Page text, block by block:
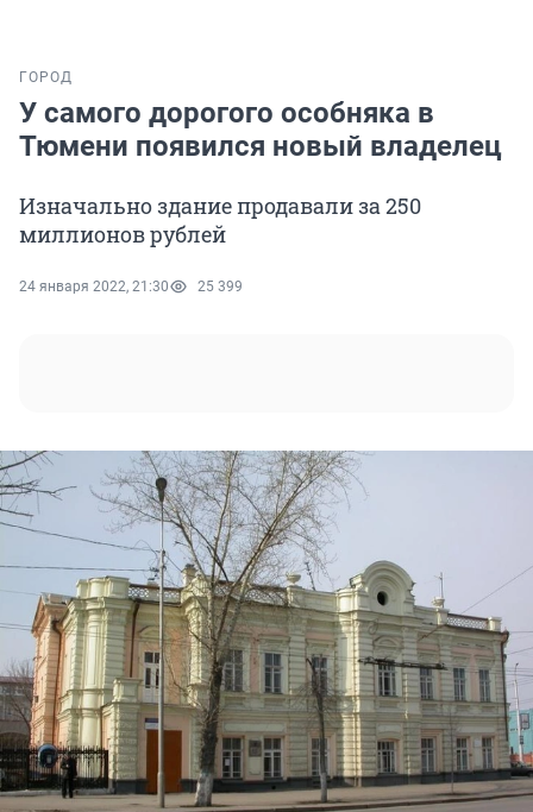
ГОРОД
У самого дорогого особняка в
Тюмени появился новый владелец
Изначально здание продавали за 250
миллионов рублей
24 января 2022, 21:30 25 399